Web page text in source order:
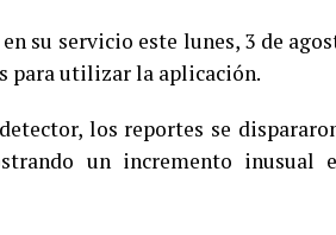
su servicio este lunes, 3 de
para utilizar la aplicación.
los reportes se
un incremento inusual